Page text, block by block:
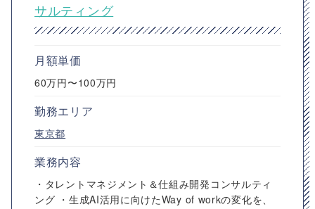
サルティング
月額単価
60万円〜100万円
勤務エリア
東京都
業務内容
・タレントマネジメント＆仕組み開発コンサルティ
ング ・生成AI活用に向けたWay of workの変化を、